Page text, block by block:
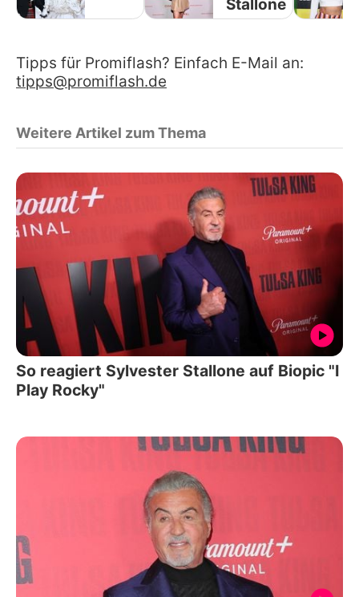
Stallone
Tipps für Promiflash? Einfach E-Mail an:
tipps@promiflash.de
Weitere Artikel zum Thema
So reagiert Sylvester Stallone auf Biopic "I
Play Rocky"